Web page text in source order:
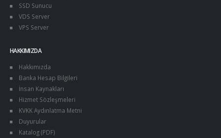
SSD Sunucu
VDS Server
VPS Server
HAKKIMIZDA
Hakkımızda
Banka Hesap Bilgileri
İnsan Kaynakları
Hizmet Sözleşmeleri
KVKK Aydınlatma Metni
Duyurular
Katalog (PDF)